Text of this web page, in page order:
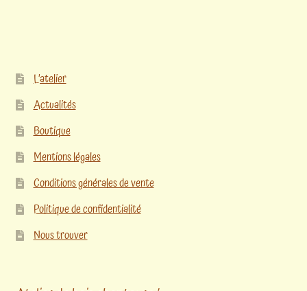
L’atelier
Actualités
Boutique
Mentions légales
Conditions générales de vente
Politique de confidentialité
Nous trouver